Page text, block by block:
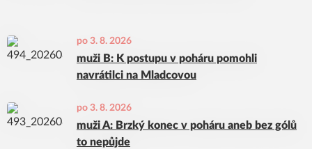
po 3. 8. 2026
muži B: K postupu v poháru pomohli
navrátilci na Mladcovou
po 3. 8. 2026
muži A: Brzký konec v poháru aneb bez gólů
to nepůjde